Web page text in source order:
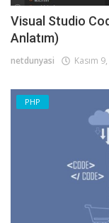
Visual Studio
Anlatım)
netdunyasi Kasım
PHP